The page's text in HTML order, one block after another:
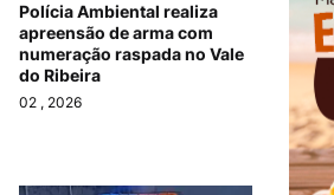
Polícia Ambiental realiza
apreensão de arma com
numeração raspada no Vale
do Ribeira
02 , 2026